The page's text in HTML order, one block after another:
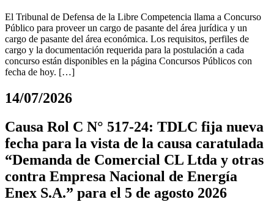
El Tribunal de Defensa de la Libre Competencia llama a Concurso
Público para proveer un cargo de pasante del área jurídica y un
cargo de pasante del área económica. Los requisitos, perfiles de
cargo y la documentación requerida para la postulación a cada
concurso están disponibles en la página Concursos Públicos con
fecha de hoy. […]
14/07/2026
Causa Rol C N° 517-24: TDLC fija nueva
fecha para la vista de la causa caratulada
“Demanda de Comercial CL Ltda y otras
contra Empresa Nacional de Energía
Enex S.A.” para el 5 de agosto 2026